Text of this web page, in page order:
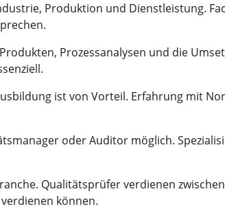
Produktion und Dienstleistung.
Prozessanalysen und die
ist von Vorteil. Erfahrung mit
oder Auditor möglich.
Qualitätsprüfer verdienen
können.